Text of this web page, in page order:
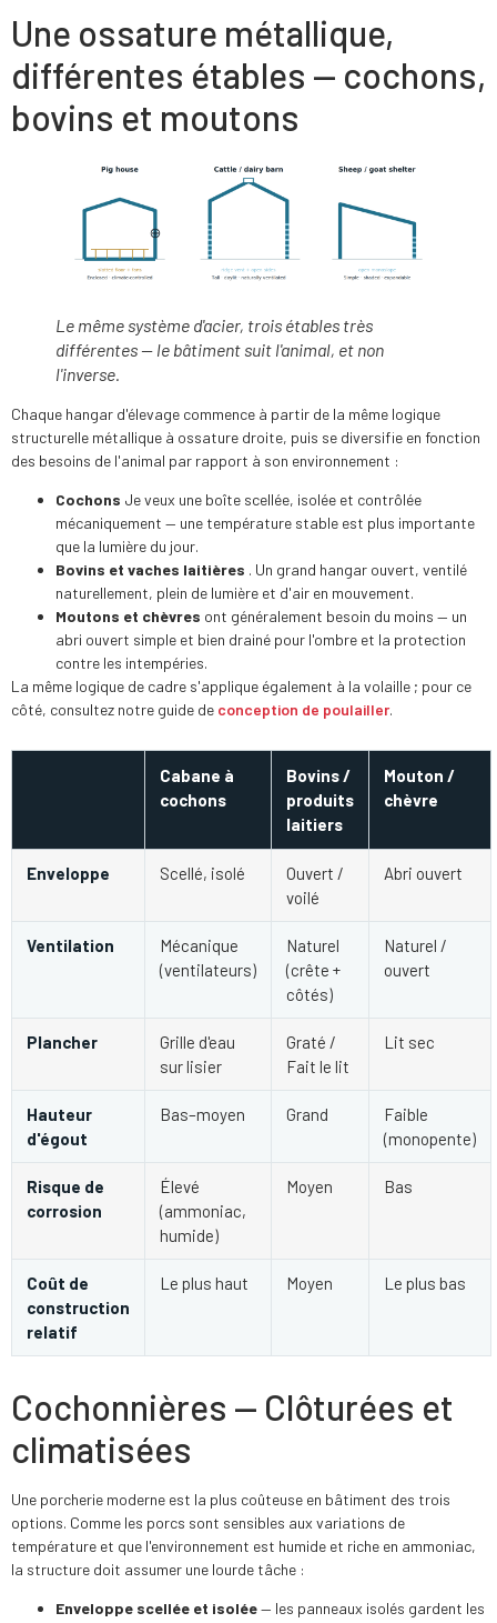
Une ossature métallique,
différentes étables — cochons,
bovins et moutons
Le même système d'acier, trois étables très
différentes — le bâtiment suit l'animal, et non
l'inverse.
Chaque hangar d'élevage commence à partir de la même logique
structurelle métallique à ossature droite, puis se diversifie en fonction
des besoins de l'animal par rapport à son environnement :
Cochons Je veux une boîte scellée, isolée et contrôlée
mécaniquement — une température stable est plus importante
que la lumière du jour.
Bovins et vaches laitières . Un grand hangar ouvert, ventilé
naturellement, plein de lumière et d'air en mouvement.
Moutons et chèvres ont généralement besoin du moins — un
abri ouvert simple et bien drainé pour l'ombre et la protection
contre les intempéries.
La même logique de cadre s'applique également à la volaille ; pour ce
côté, consultez notre guide de conception de poulailler.
Cabane à
cochons
Bovins /
produits
laitiers
Mouton /
chèvre
Enveloppe Scellé, isolé
Ouvert /
voilé
Abri ouvert
Ventilation
Mécanique
(ventilateurs)
Naturel
(crête +
côtés)
Naturel /
ouvert
Plancher
Grille d'eau
sur lisier
Graté /
Fait le lit
Lit sec
Hauteur
d'égout
Bas–moyen Grand
Faible
(monopente)
Risque de
corrosion
Élevé
(ammoniac,
humide)
Moyen Bas
Coût de
construction
relatif
Le plus haut Moyen Le plus bas
Cochonnières — Clôturées et
climatisées
Une porcherie moderne est la plus coûteuse en bâtiment des trois
options. Comme les porcs sont sensibles aux variations de
température et que l'environnement est humide et riche en ammoniac,
la structure doit assumer une lourde tâche :
Enveloppe scellée et isolée— les panneaux isolés gardent les